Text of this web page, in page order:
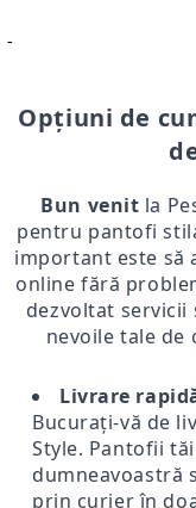
-
Opțiuni de
Bun venit la
pentru pantofi
important este să
online fără
dezvoltat servicii
nevoile tale
Livrare
Bucurați-vă de
Style. Pantofii
dumneavoastră
prin curier în